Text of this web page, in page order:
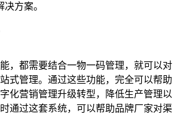
方案。
都需要结合一物一码管理，就可以对
式管理。通过这些功能，完全可以帮助
化营销管理升级转型，降低生产管理以
通过这套系统，可以帮助品牌厂家对渠